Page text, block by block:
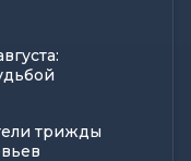
трижды